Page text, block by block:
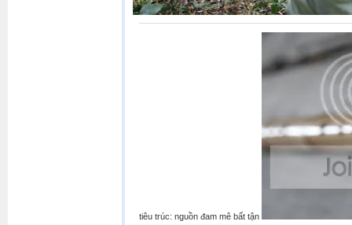
tiêu trúc: nguồn đam mê bất tận